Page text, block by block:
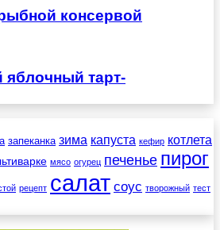
консервой
яблочный тарт-
запеканка зима капуста кефир котлета
мясо огурец печенье пирог
рецепт салат соус творожный тест